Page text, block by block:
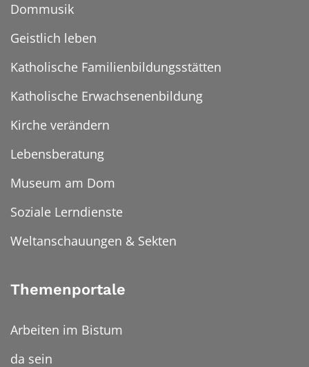
Dommusik
Geistlich leben
Katholische Familienbildungsstätten
Katholische Erwachsenenbildung
Kirche verändern
Lebensberatung
Museum am Dom
Soziale Lerndienste
Weltanschauungen & Sekten
Themenportale
Arbeiten im Bistum
da sein